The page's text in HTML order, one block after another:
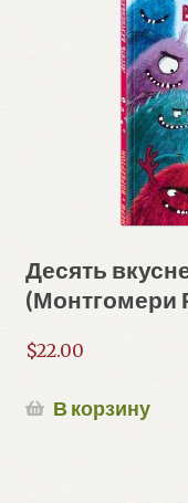
Десять
(Монтгомери
$22.00
В корзину